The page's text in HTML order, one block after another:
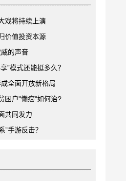
戏将持续上演
价值投资本源
威的声音
”模式还能挺多久？
全面开放新格局
困户"懒癌"如何治?
共同发力
”手游反击？